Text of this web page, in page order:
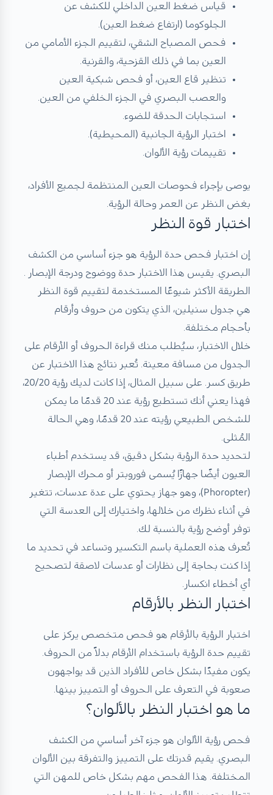
قياس ضغط العين الداخلي للكشف عن
الجلوكوما (ارتفاع ضغط العين).
فحص المصباح الشقي، لتقييم الجزء الأمامي من
العين بما في ذلك القزحية، والقرنية.
تنظير قاع العين، أو فحص شبكية العين
والعصب البصري في الجزء الخلفي من العين.
استجابات الحدقة للضوء.
اختبار الرؤية الجانبية (المحيطية).
تقييمات رؤية الألوان.
يوصى بإجراء فحوصات العين المنتظمة لجميع الأفراد،
بغض النظر عن العمر وحالة الرؤية.
اختبار قوة النظر
إن اختبار فحص حدة الرؤية هو جزء أساسي من الكشف
البصري. يقيس هذا الاختبار حدة ووضوح ودرجة الإبصار .
الطريقة الأكثر شيوعًا المستخدمة لتقييم قوة النظر
هي جدول سنيلين، الذي يتكون من حروف وأرقام
بأحجام مختلفة.
خلال الاختبار، سيُطلب منك قراءة الحروف أو الأرقام على
الجدول من مسافة معينة. تُعبر نتائج هذا الاختبار عن
طريق كسر. على سبيل المثال، إذا كانت لديك رؤية 20/20،
فهذا يعني أنك تستطيع رؤية عند 20 قدمًا ما يمكن
للشخص الطبيعي رؤيته عند 20 قدمًا، وهي الحالة
المُثلى.
لتحديد حدة الرؤية بشكل دقيق، قد يستخدم أطباء
العيون أيضًا جهازًا يُسمى فوروبتر أو محرك الإبصار
(Phoropter)، وهو جهاز يحتوي على عدة عدسات، تتغير
في أثناء نظرك من خلالها، واختيارك إلى العدسة التي
توفر أوضح رؤية بالنسبة لك.
تُعرف هذه العملية باسم التكسير وتساعد في تحديد ما
إذا كنت بحاجة إلى نظارات أو عدسات لاصقة لتصحيح
أي أخطاء انكسار.
اختبار النظر بالأرقام
اختبار الرؤية بالأرقام هو فحص متخصص يركز على
تقييم حدة الرؤية باستخدام الأرقام بدلاً من الحروف.
يكون مفيدًا بشكل خاص للأفراد الذين قد يواجهون
صعوبة في التعرف على الحروف أو التمييز بينها.
ما هو اختبار النظر بالألوان؟
فحص رؤية الألوان هو جزء آخر أساسي من الكشف
البصري. يقيم قدرتك على التمييز والتفرقة بين الألوان
المختلفة. هذا الفحص مهم بشكل خاص للمهن التي